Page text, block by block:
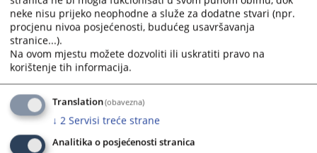
neke nisu prijeko neophodne a služe za dodatne stvari (npr.
procjenu nivoa posjećenosti, budućeg usavršavanja
stranice...).
Na ovom mjestu možete dozvoliti ili uskratiti pravo na
korištenje tih informacija.
Translation(obavezna)
↓ 2 Servisi treće strane
Analitika o posjećenosti stranica